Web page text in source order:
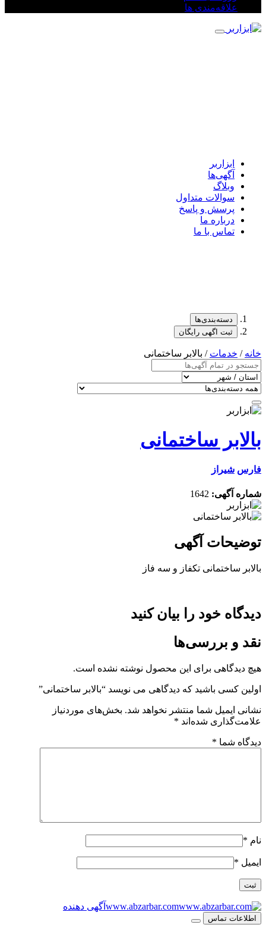
علاقه‌مندی ها
ابزاربر
آگهی‌ها
وبلاگ
سوالات متداول
پرسش و پاسخ
درباره ما
تماس با ما
دسته‌بندی‌ها
ثبت اگهی رایگان
خانه/ خدمات/ بالابر ساختمانی
بالابر ساختمانی
فارس شیراز
شماره آگهی: 1642
توضیحات آگهی
بالابر ساختمانی تکفاز و سه فاز
دیدگاه خود را بیان کنید
نقد و بررسی‌ها
هیچ دیدگاهی برای این محصول نوشته نشده است.
اولین کسی باشید که دیدگاهی می نویسد “بالابر ساختمانی”
نشانی ایمیل شما منتشر نخواهد شد. بخش‌های موردنیاز
علامت‌گذاری شده‌اند *
دیدگاه شما *
نام *
ایمیل *
www.abzarbar.comآگهی دهنده
اطلاعات تماس